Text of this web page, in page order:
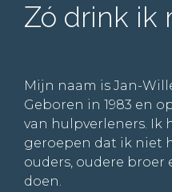
Zó drink ik
Mijn naam is Jan-
Geboren in 1983 en
van hulpverleners. Ik
geroepen dat ik niet
ouders, oudere broer
doen.